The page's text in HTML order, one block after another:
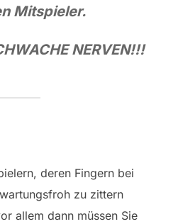
Mitspieler.
NERVEN!!!
deren Fingern bei
zu zittern
allem dann müssen Sie